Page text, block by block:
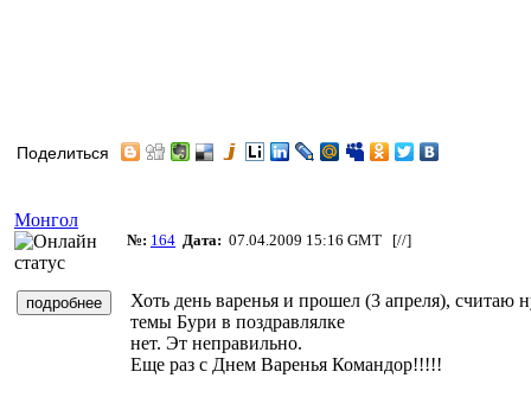
Поделиться
Монгол
№: 164 Дата: 07.04.2009 15:16 GMT [//]
Хоть день варенья и прошел (3 апреля), считаю
темы Бури в поздравлялке
нет. Эт неправильно.
Еще раз с Днем Варенья Командор!!!!!